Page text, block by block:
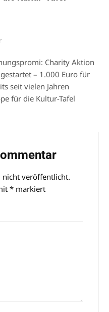
Charity Aktion
– 1.000 Euro für
seit vielen Jahren
für die Kultur-Tafel
nicht veröffentlicht.
* markiert